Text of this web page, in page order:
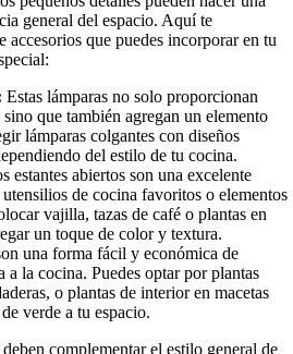
general del espacio. Aquí te
accesorios que puedes incorporar en tu
Estas lámparas no solo proporcionan
que también agregan un elemento
lámparas colgantes con diseños
del estilo de tu cocina.
estantes abiertos son una excelente
de cocina favoritos o elementos
vajilla, tazas de café o plantas en
un toque de color y textura.
una forma fácil y económica de
a la cocina. Puedes optar por plantas
o plantas de interior en macetas
verde a tu espacio.
complementar el estilo general de